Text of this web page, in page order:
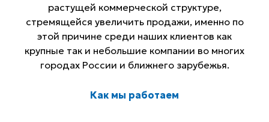
растущей коммерческой структуре,
стремящейся увеличить продажи, именно по
этой причине среди наших клиентов как
крупные так и небольшие компании во многих
городах России и ближнего зарубежья.
Как мы работаем